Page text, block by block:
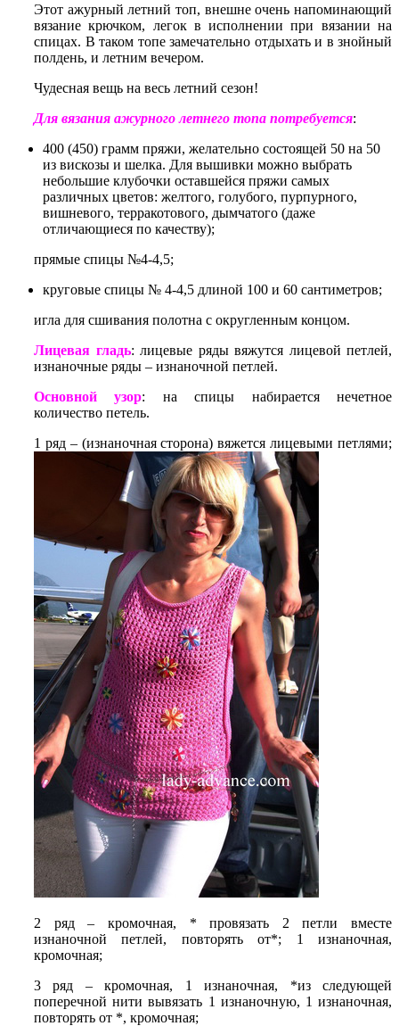
Этот ажурный летний топ, внешне очень напоминающий
вязание крючком, легок в исполнении при вязании на
спицах. В таком топе замечательно отдыхать и в знойный
полдень, и летним вечером.
Чудесная вещь на весь летний сезон!
Для вязания ажурного летнего топа потребуется:
400 (450) грамм пряжи, желательно состоящей 50 на 50
из вискозы и шелка. Для вышивки можно выбрать
небольшие клубочки оставшейся пряжи самых
различных цветов: желтого, голубого, пурпурного,
вишневого, терракотового, дымчатого (даже
отличающиеся по качеству);
прямые спицы №4-4,5;
круговые спицы № 4-4,5 длиной 100 и 60 сантиметров;
игла для сшивания полотна с округленным концом.
Лицевая гладь: лицевые ряды вяжутся лицевой петлей,
изнаночные ряды – изнаночной петлей.
Основной узор: на спицы набирается нечетное
количество петель.
1 ряд – (изнаночная сторона) вяжется лицевыми петлями;
2 ряд – кромочная, * провязать 2 петли вместе
изнаночной петлей, повторять от*; 1 изнаночная,
кромочная;
3 ряд – кромочная, 1 изнаночная, *из следующей
поперечной нити вывязать 1 изнаночную, 1 изнаночная,
повторять от *, кромочная;